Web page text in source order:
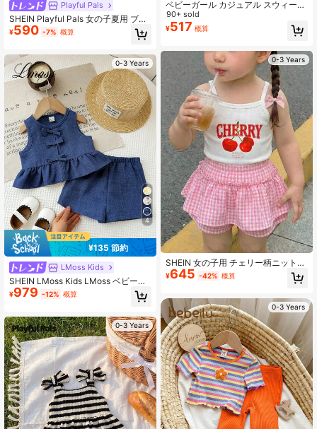
Playful Pals
SHEIN Playful Pals 女の子夏用 ブル
ーテクスチャートップス ノースリー
ブ と チェック柄ショーツセット ブ
¥590 -7% 概算
0-3 Years
4
¥135 節約
LMoss Kids
SHEIN LMoss Kids LMoss ベビーガ
ール クルーネック リボン装飾 フリ
ルヘム トップス＆ショーツセット、
ストスタイル ネイビーブルーセット
ベビー、ベビーガール サマー
¥979 -12% 概算
0-3 Years
ベビーガール カジュアル スウィート
キュート リボン、ストロベリー、フ
ローラルプリント ラウンドネック 半
袖Tシャツ とレギンスセット、春夏
90+ sold
¥517 概算
0-3 Years
SHEIN 女の子用 チェリー柄ニットキ
ャミソールとチェック柄ウエストゴ
ムショーツセット
¥645 -42% 概算
0-3 Years